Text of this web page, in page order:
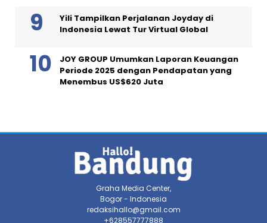
Yili Tampilkan Perjalanan Joyday di
Indonesia Lewat Tur Virtual Global
JOY GROUP Umumkan Laporan Keuangan
Periode 2025 dengan Pendapatan yang
Menembus US$620 Juta
Graha Media Center,
Bogor - Indonesia
redaksihallo@gmail.com
+628557777888